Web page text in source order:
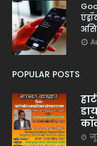
POPULAR POSTS